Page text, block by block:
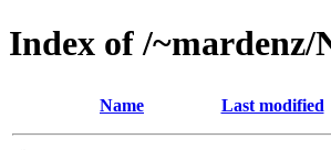
Index of /~mardenz/
Name Last modified